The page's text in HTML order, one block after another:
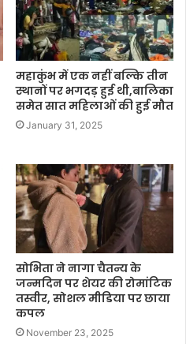
महाकुंभ में एक नहीं बल्कि तीन
स्थानों पर भगदड़ हुई थी,बालिका
समेत सात महिलाओं की हुई मौत
January 31, 2025
सोभिता ने नागा चैतन्य के
जन्मदिन पर शेयर की रोमांटिक
तस्वीर, सोशल मीडिया पर छाया
कपल
November 23, 2025